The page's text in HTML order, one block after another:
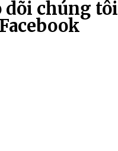
dõi chúng tôi